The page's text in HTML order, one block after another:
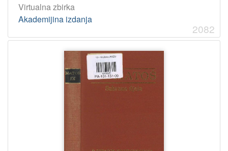
Virtualna zbirka
Akademijina izdanja
2082